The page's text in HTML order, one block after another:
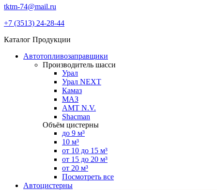
tktm-74@mail.ru
+7 (3513) 24-28-44
Каталог Продукции
Автотопливозаправщики
Производитель шасси
Урал
Урал NEXT
Камаз
МАЗ
AMT N.V.
Shacman
Объём цистерны
до 9 м³
10 м³
от 10 до 15 м³
от 15 до 20 м³
от 20 м³
Посмотреть все
Автоцистерны